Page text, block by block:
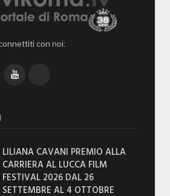
con noi:
YouTube
LILIANA CAVANI PREMIO ALLA
CARRIERA AL LUCCA FILM
FESTIVAL 2026 DAL 26
SETTEMBRE AL 4 OTTOBRE